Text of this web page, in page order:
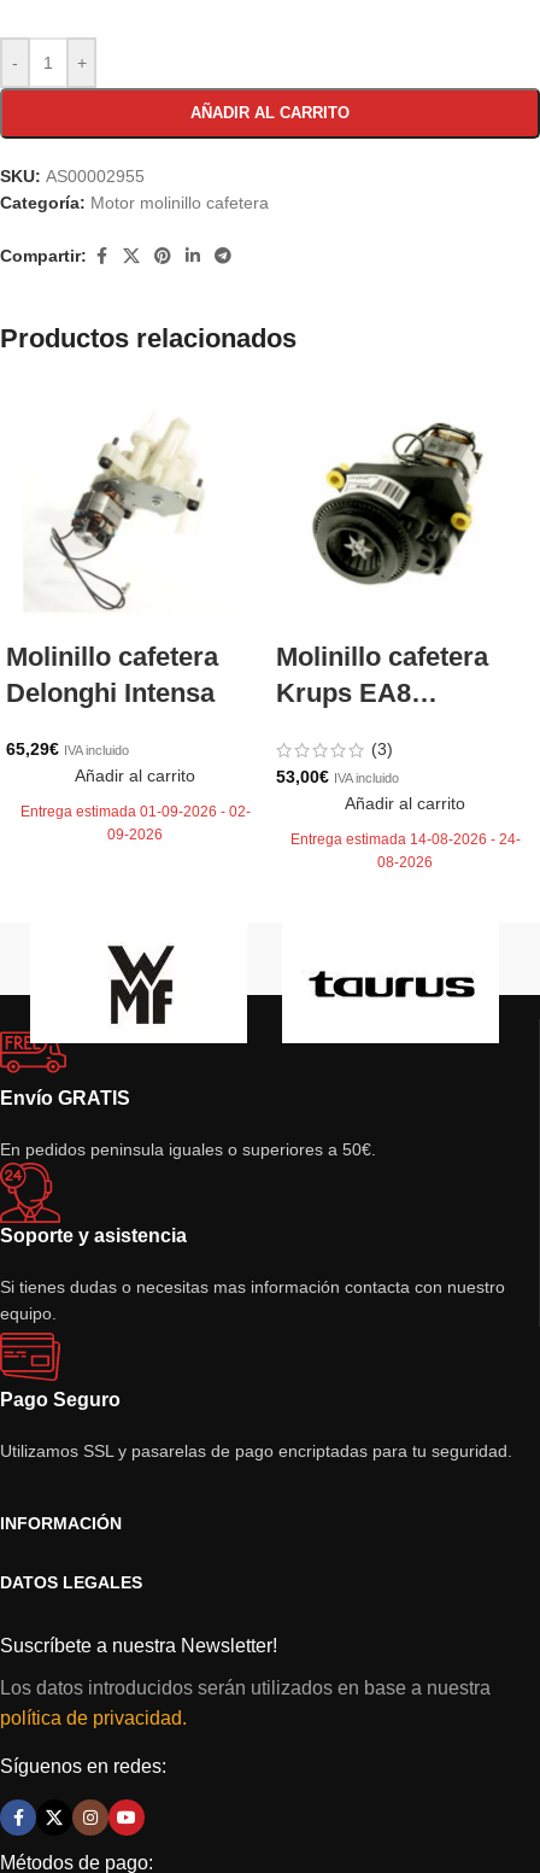
- +
AÑADIR AL CARRITO
SKU: AS00002955
Categoría: Motor molinillo cafetera
Compartir:
Productos relacionados
Molinillo cafetera
Delonghi Intensa
65,29€ IVA incluido
Añadir al carrito
Entrega estimada 01-09-2026 - 02-
09-2026
Molinillo cafetera
Krups EA8…
(3)
53,00€ IVA incluido
Añadir al carrito
Entrega estimada 14-08-2026 - 24-
08-2026
Envío GRATIS
En pedidos peninsula iguales o superiores a 50€.
Soporte y asistencia
Si tienes dudas o necesitas mas información contacta con nuestro
equipo.
Pago Seguro
Utilizamos SSL y pasarelas de pago encriptadas para tu seguridad.
INFORMACIÓN
DATOS LEGALES
Suscríbete a nuestra Newsletter!
Los datos introducidos serán utilizados en base a nuestra
política de privacidad.
Síguenos en redes:
Métodos de pago: